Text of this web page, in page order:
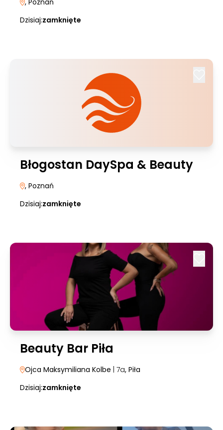
, Poznań
Dzisiaj:zamknięte
Błogostan DaySpa & Beauty
, Poznań
Dzisiaj:zamknięte
Beauty Bar Piła
Ojca Maksymiliana Kolbe | 7a, Piła
Dzisiaj:zamknięte